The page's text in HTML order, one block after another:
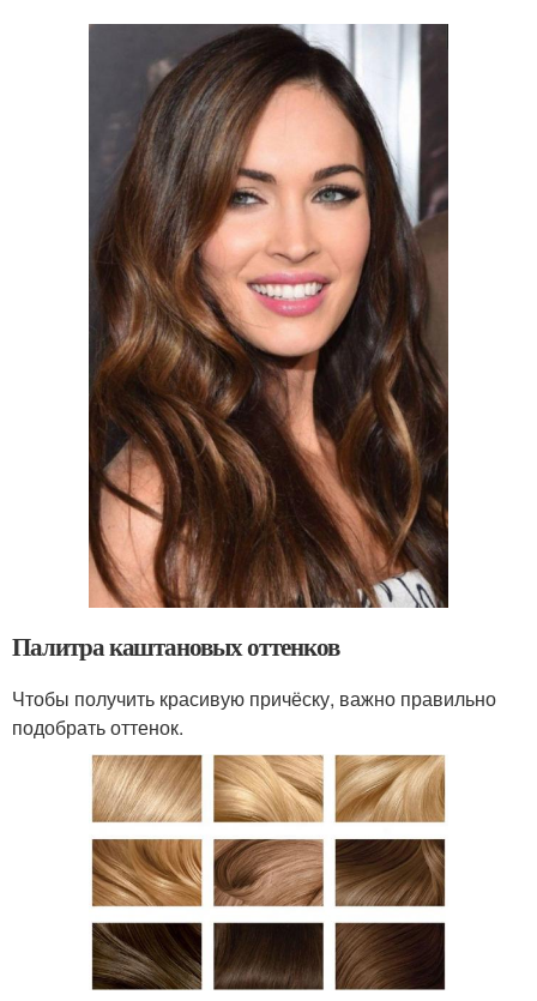
Палитра каштановых оттенков
Чтобы получить красивую причёску, важно правильно
подобрать оттенок.